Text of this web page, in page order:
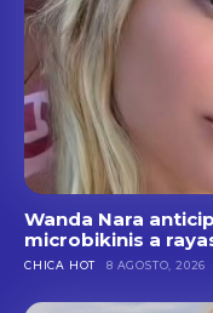
Wanda Nara
microbikinis a
CHICA HOT 8 AGOSTO, 2026